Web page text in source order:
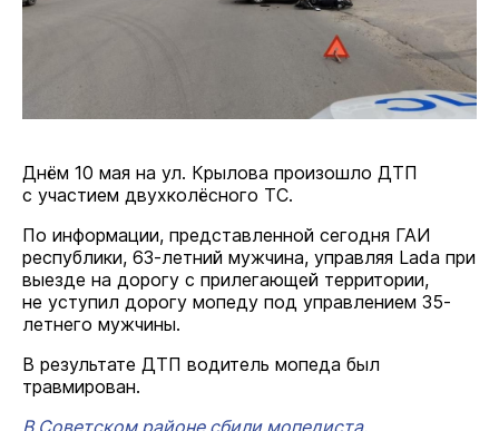
Днём 10 мая на ул. Крылова произошло ДТП
с участием двухколёсного ТС.
По информации, представленной сегодня ГАИ
республики, 63-летний мужчина, управляя Lada при
выезде на дорогу с прилегающей территории,
не уступил дорогу мопеду под управлением 35-
летнего мужчины.
В результате ДТП водитель мопеда был
травмирован.
В Советском районе сбили мопедиста.